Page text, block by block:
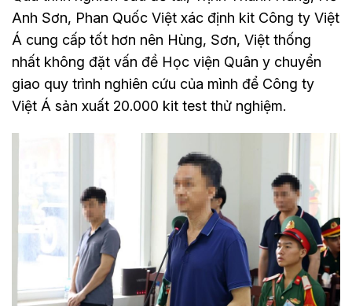
Anh Sơn, Phan Quốc Việt xác định kit Công ty Việt
Á cung cấp tốt hơn nên Hùng, Sơn, Việt thống
nhất không đặt vấn đề Học viện Quân y chuyển
giao quy trình nghiên cứu của mình để Công ty
Việt Á sản xuất 20.000 kit test thử nghiệm.